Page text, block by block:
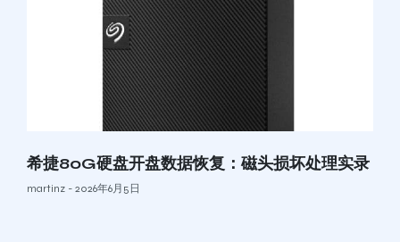
希捷80G硬盘开盘数据恢复：磁头损坏处理实录
martinz 2026年6月5日